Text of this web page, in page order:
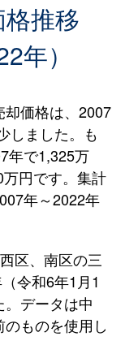
推移
年）
価格は、2007
しました。も
年で1,325万
円です。集計
年～2022年
区、南区の三
令和6年1月1
データは中
ものを使用し